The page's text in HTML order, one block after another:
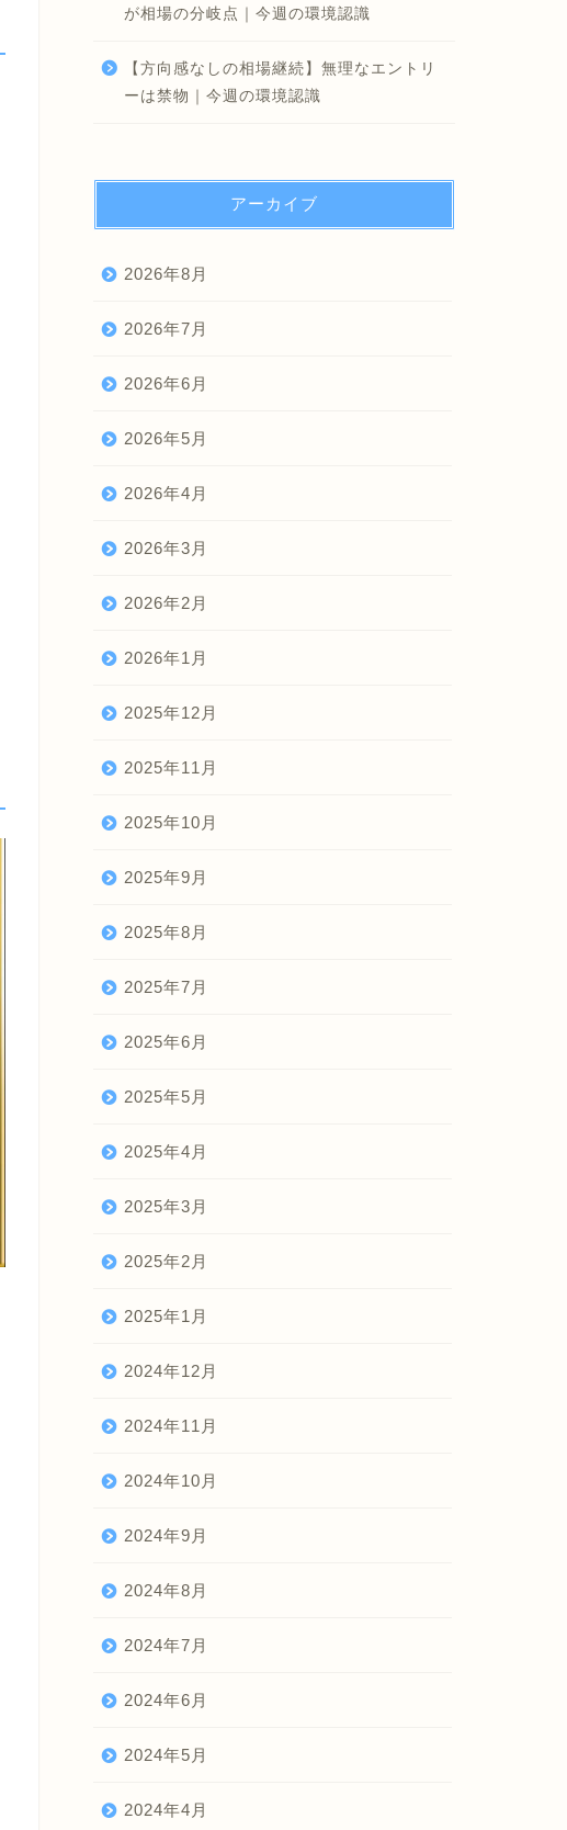
が相場の分岐点｜今週の環境認識
【方向感なしの相場継続】無理なエントリ
ーは禁物｜今週の環境認識
アーカイブ
2026年8月
2026年7月
2026年6月
2026年5月
2026年4月
2026年3月
2026年2月
2026年1月
2025年12月
2025年11月
2025年10月
2025年9月
2025年8月
2025年7月
2025年6月
2025年5月
2025年4月
2025年3月
2025年2月
2025年1月
2024年12月
2024年11月
2024年10月
2024年9月
2024年8月
2024年7月
2024年6月
2024年5月
2024年4月